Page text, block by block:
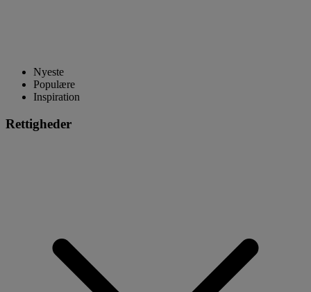
Nyeste
Populære
Inspiration
Rettigheder